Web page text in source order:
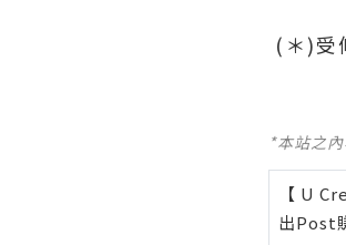
(＊)受
*本站之
【 U
出Post